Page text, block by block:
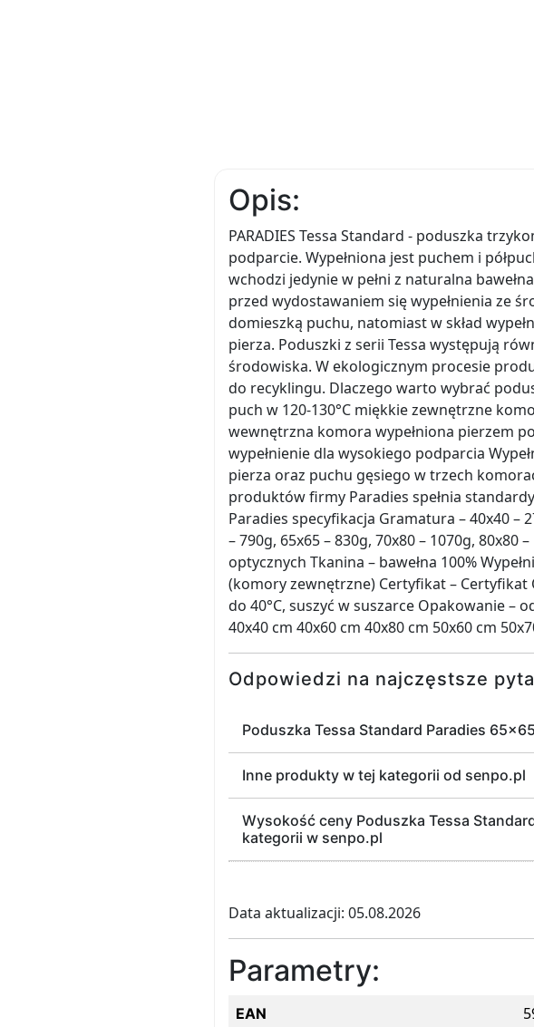
Opis:
PARADIES Tessa Standard - poduszka
podparcie. Wypełniona jest puchem i
wchodzi jedynie w pełni z naturalna
przed wydostawaniem się wypełnienia ze
domieszką puchu, natomiast w skład
pierza. Poduszki z serii Tessa występują
środowiska. W ekologicznym procesie
do recyklingu. Dlaczego warto wybrać
puch w 120-130°C miękkie zewnętrzne
wewnętrzna komora wypełniona pierzem
wypełnienie dla wysokiego podparcia
pierza oraz puchu gęsiego w trzech
produktów firmy Paradies spełnia standardy
Paradies specyfikacja Gramatura – 40x40 –
– 790g, 65x65 – 830g, 70x80 – 1070g, 80x80
optycznych Tkanina – bawełna 100%
(komory zewnętrzne) Certyfikat – Certyfikat
do 40°C, suszyć w suszarce Opakowanie –
40x40 cm 40x60 cm 40x80 cm 50x60 cm
Odpowiedzi na najczęstsze
Poduszka Tessa Standard Paradies
Inne produkty w tej kategorii od senpo.pl
Wysokość ceny Poduszka Tessa
kategorii w senpo.pl
Data aktualizacji: 05.08.2026
Parametry:
EAN